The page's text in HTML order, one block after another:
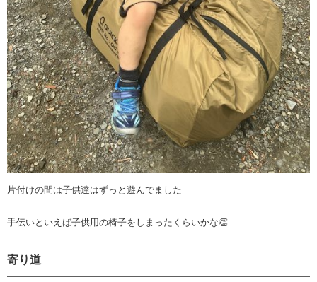
片付けの間は子供達はずっと遊んでました
手伝いといえば子供用の椅子をしまったくらいかな👏
寄り道